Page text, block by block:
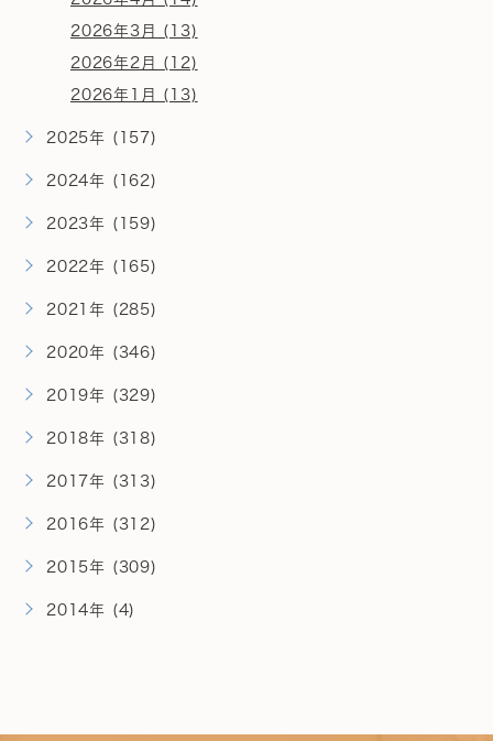
2026年3月 (13)
2026年2月 (12)
2026年1月 (13)
2025年 (157)
2024年 (162)
2023年 (159)
2022年 (165)
2021年 (285)
2020年 (346)
2019年 (329)
2018年 (318)
2017年 (313)
2016年 (312)
2015年 (309)
2014年 (4)